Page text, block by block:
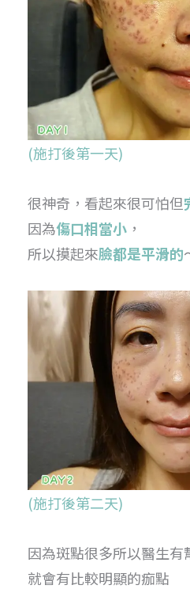
(施打後第一天)
很神奇，看起來很可怕但
因為傷口相當小 ，
所以摸起來臉都是平滑的
(施打後第二天)
因為斑點很多所以醫生有
就會有比較明顯的痂點